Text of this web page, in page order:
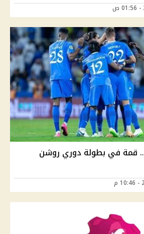
قمة في بطولة دوري روشن